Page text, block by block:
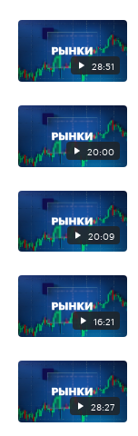
28:51
20:00
20:09
16:21
28:27